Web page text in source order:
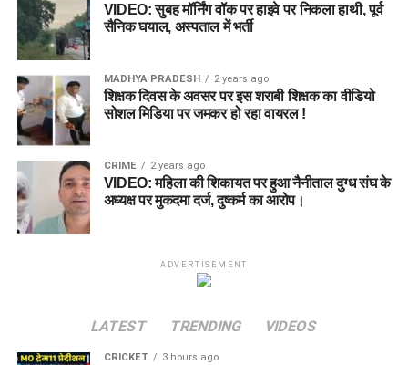
VIDEO: सुबह मॉर्निंग वॉक पर हाइवे पर निकला हाथी, पूर्व
सैनिक घयाल, अस्पताल में भर्ती
MADHYA PRADESH 2 years ago
शिक्षक दिवस के अवसर पर इस शराबी शिक्षक का वीडियो
सोशल मिडिया पर जमकर हो रहा वायरल !
CRIME 2 years ago
VIDEO: महिला की शिकायत पर हुआ नैनीताल दुग्ध संघ के
अध्यक्ष पर मुकदमा दर्ज, दुष्कर्म का आरोप।
ADVERTISEMENT
LATEST TRENDING VIDEOS
CRICKET 3 hours ago